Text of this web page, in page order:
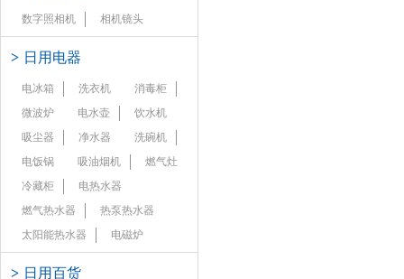
数字照相机 相机镜头
> 日用电器
电冰箱 洗衣机
消毒柜
微波炉
电水壶
饮水机
吸尘器
净水器
洗碗机
电饭锅
吸油烟机
燃气灶
冷藏柜
电热水器
燃气热水器
热泵热水器
太阳能热水器
电磁炉
> 日用百货